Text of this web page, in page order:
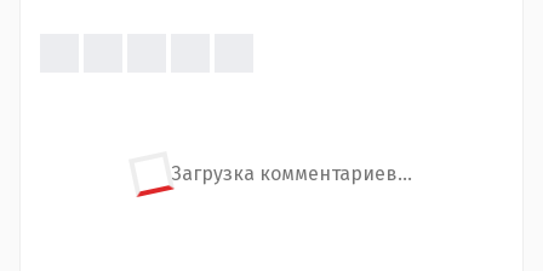
Загрузка комментариев...